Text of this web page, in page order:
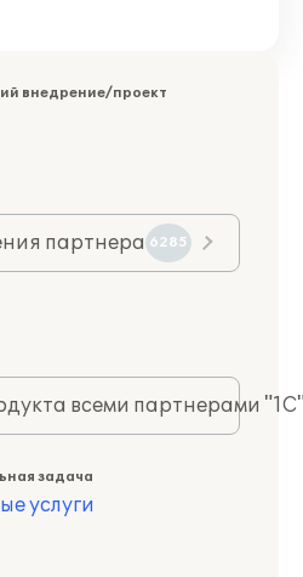
внедрение/проект
партнера 6285
всеми партнерами
задача
услуги